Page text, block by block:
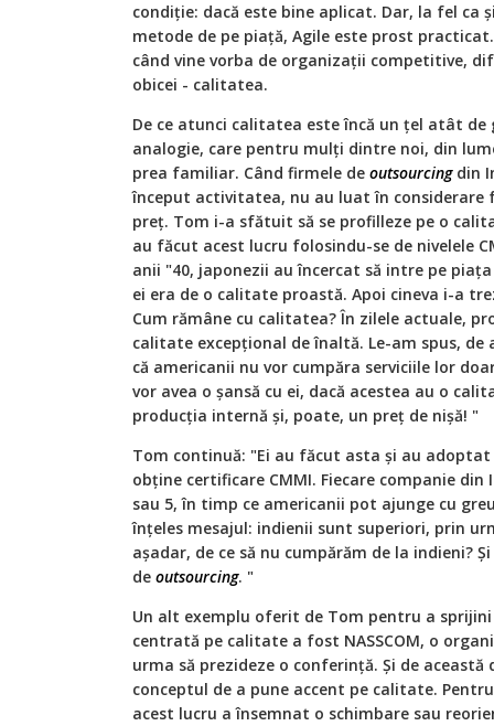
condiție: dacă este bine aplicat. Dar, la fel ca
metode de pe piață, Agile este prost
când vine vorba de organizații competitive,
obicei - calitatea.
De ce atunci calitatea este încă un țel atât
analogie, care pentru mulți dintre noi, din
prea familiar. Când firmele de outsourcingdin
început activitatea, nu au luat în
preț. Tom i-a sfătuit să se profilleze pe o
au făcut acest lucru folosindu-se de nivelele
anii "40, japonezii au încercat să intre pe
ei era de o calitate proastă. Apoi cineva i-a
Cum rămâne cu calitatea? În zilele actuale,
calitate excepțional de înaltă. Le-am spus, de
că americanii nu vor cumpăra serviciile lor
vor avea o șansă cu ei, dacă acestea au o
producția internă și, poate, un preț de nișă! "
Tom continuă: "Ei au făcut asta și au
obține certificare CMMI. Fiecare companie din
sau 5, în timp ce americanii pot ajunge cu
înțeles mesajul: indienii sunt superiori, prin
așadar, de ce să nu cumpărăm de la indieni?
de outsourcing. "
Un alt exemplu oferit de Tom pentru a
centrată pe calitate a fost NASSCOM, o
urma să prezideze o conferință. Și de
conceptul de a pune accent pe calitate.
acest lucru a însemnat o schimbare sau